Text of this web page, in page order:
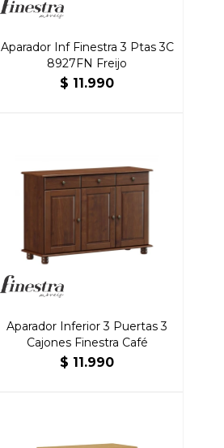
Aparador Inf Finestra 3 Ptas 3C
8927FN Freijo
$ 11.990
Aparador Inferior 3 Puertas 3
Cajones Finestra Café
$ 11.990